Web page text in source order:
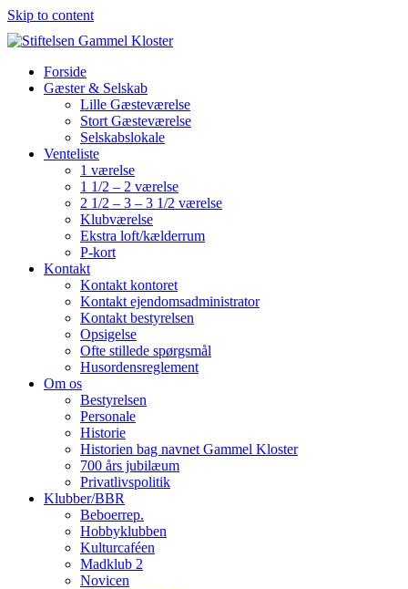
Skip to content
Forside
Gæster & Selskab
Lille Gæsteværelse
Stort Gæsteværelse
Selskabslokale
Venteliste
1 værelse
1 1/2 – 2 værelse
2 1/2 – 3 – 3 1/2 værelse
Klubværelse
Ekstra loft/kælderrum
P-kort
Kontakt
Kontakt kontoret
Kontakt ejendomsadministrator
Kontakt bestyrelsen
Opsigelse
Ofte stillede spørgsmål
Husordensreglement
Om os
Bestyrelsen
Personale
Historie
Historien bag navnet Gammel Kloster
700 års jubilæum
Privatlivspolitik
Klubber/BBR
Beboerrep.
Hobbyklubben
Kulturcaféen
Madklub 2
Novicen